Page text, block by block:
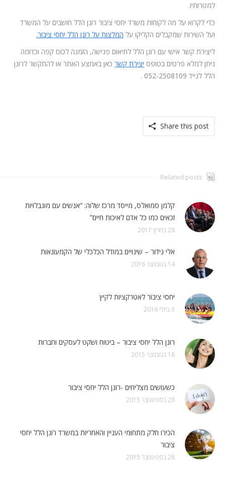
למטרותיו.
כדי לקרוא על מה לקוחות משרד יחסי ציבור רונן הלל חושבים על המשרד
ועל השירות שמקבלים הקליקו על המלצות על רונן הלל יחסי ציבור.
ליצירת קשר אישי עם רונן הלל לתיאום פגישה, הזמנה לכוס קפה וכדומה
ניתן למלא פרטים בטופס יצירת קשר כאן באמצע האתר או להתקשר לרונן
הלל לנייד 052-2508109 .
Share this post
Related posts
קלמן סמואלס, מייסד מרכז שלוה: “אנשים עם מוגבלויות
זכאים כמו כל אדם לאיכות חיים”
28 במרץ 2017
אלי גידור – שינויים במודל הכלכלי של הקמעונאות
14 בנובמבר 2016
יחסי ציבור לאטרקציות לקיץ
3 ביולי 2016
רונן הלל יחסי ציבור – ביטוח ושקט לעסקים וחברות
18 בנובמבר 2015
כשעושים מצליחים -רונן הלל יחסי ציבור
28 בספטמבר 2015
הכירו חלק מתחומי העניין והאחריות במשרד רונן הלל יחסי
ציבור
28 בספטמבר 2015